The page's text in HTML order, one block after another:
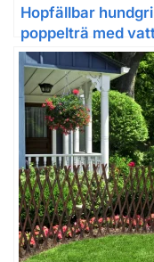
Hopfällbar
poppelträ med
färg, utan borrning